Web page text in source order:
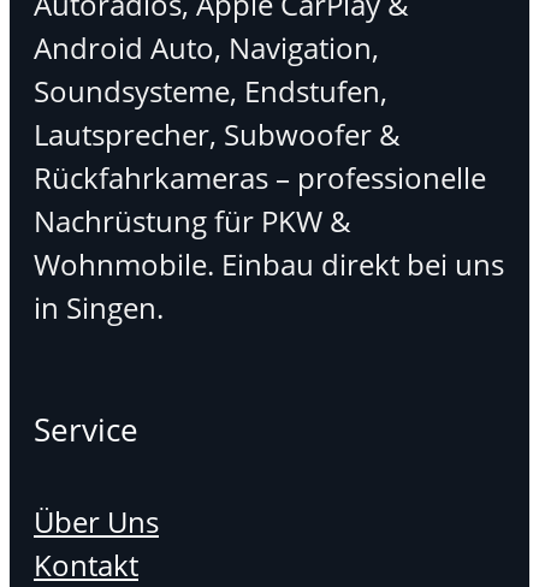
Android Auto, Navigation,
Soundsysteme, Endstufen,
Lautsprecher, Subwoofer &
Rückfahrkameras – professionelle
Nachrüstung für PKW &
Wohnmobile. Einbau direkt bei uns
in Singen.
Service
Über Uns
Kontakt